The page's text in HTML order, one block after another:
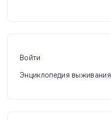
Войти
Энциклопедия выживания